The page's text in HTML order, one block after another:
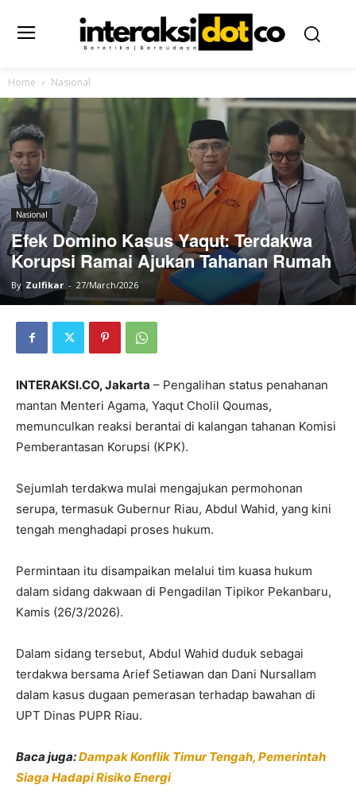
Home Nasional
Nasional
Efek Domino Kasus Yaqut: Terdakwa
Korupsi Ramai Ajukan Tahanan Rumah
By Zulfikar - 27/March/2026
INTERAKSI.CO, Jakarta – Pengalihan status penahanan
mantan Menteri Agama, Yaqut Cholil Qoumas,
memunculkan reaksi berantai di kalangan tahanan Komisi
Pemberantasan Korupsi (KPK).
Sejumlah terdakwa mulai mengajukan permohonan
serupa, termasuk Gubernur Riau, Abdul Wahid, yang kini
tengah menghadapi proses hukum.
Permintaan itu disampaikan melalui tim kuasa hukum
dalam sidang dakwaan di Pengadilan Tipikor Pekanbaru,
Kamis (26/3/2026).
Dalam sidang tersebut, Abdul Wahid duduk sebagai
terdakwa bersama Arief Setiawan dan Dani Nursallam
dalam kasus dugaan pemerasan terhadap bawahan di
UPT Dinas PUPR Riau.
Baca juga:Dampak Konflik Timur Tengah, Pemerintah
Siaga Hadapi Risiko Energi